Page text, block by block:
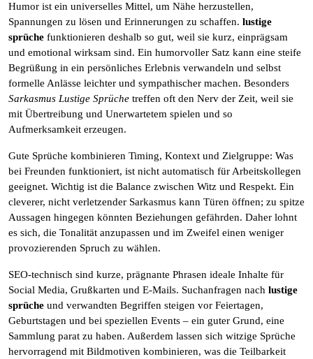
Humor ist ein universelles Mittel, um Nähe herzustellen,
Spannungen zu lösen und Erinnerungen zu schaffen. lustige
sprüche funktionieren deshalb so gut, weil sie kurz, einprägsam
und emotional wirksam sind. Ein humorvoller Satz kann eine steife
Begrüßung in ein persönliches Erlebnis verwandeln und selbst
formelle Anlässe leichter und sympathischer machen. Besonders
Sarkasmus Lustige Sprüche treffen oft den Nerv der Zeit, weil sie
mit Übertreibung und Unerwartetem spielen und so
Aufmerksamkeit erzeugen.
Gute Sprüche kombinieren Timing, Kontext und Zielgruppe: Was
bei Freunden funktioniert, ist nicht automatisch für Arbeitskollegen
geeignet. Wichtig ist die Balance zwischen Witz und Respekt. Ein
cleverer, nicht verletzender Sarkasmus kann Türen öffnen; zu spitze
Aussagen hingegen könnten Beziehungen gefährden. Daher lohnt
es sich, die Tonalität anzupassen und im Zweifel einen weniger
provozierenden Spruch zu wählen.
SEO-technisch sind kurze, prägnante Phrasen ideale Inhalte für
Social Media, Grußkarten und E-Mails. Suchanfragen nach lustige
sprüche und verwandten Begriffen steigen vor Feiertagen,
Geburtstagen und bei speziellen Events – ein guter Grund, eine
Sammlung parat zu haben. Außerdem lassen sich witzige Sprüche
hervorragend mit Bildmotiven kombinieren, was die Teilbarkeit